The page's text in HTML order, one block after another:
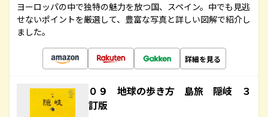
ヨーロッパの中で独特の魅力を放つ国、スペイン。中でも見逃
せないポイントを厳選して、豊富な写真と詳しい図解で紹介し
ました。
詳細を見る
０９ 地球の歩き方 島旅 隠岐 ３
訂版